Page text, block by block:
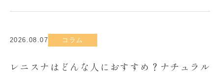
2026.08.07 コラム
レニスナはどんな人におすすめ？ナチュラル